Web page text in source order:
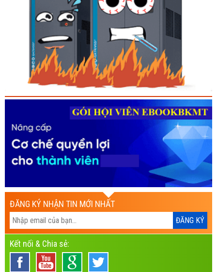
ĐĂNG KÝ NHẬN TIN MỚI NHẤT
Kết nối & Chia sẻ: